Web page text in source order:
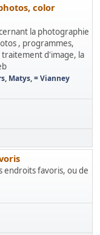
color
la photographie
, programmes,
d'image, la
, Matys,= Vianney
endroits favoris, ou de